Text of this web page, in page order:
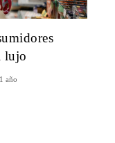
lujo
año